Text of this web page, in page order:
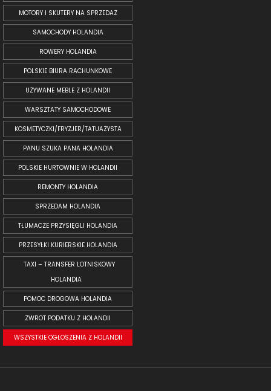
MOTORY I SKUTERY NA SPRZEDAŻ
SAMOCHODY HOLANDIA
ROWERY HOLANDIA
POLSKIE BIURA RACHUNKOWE
UŻYWANE MEBLE Z HOLANDII
WARSZTATY SAMOCHODOWE
KOSMETYCZKI/FRYZJER/TATUAŻYSTA
PANU SZUKA PANA HOLANDIA
POLSKIE HURTOWNIE W HOLANDII
REMONTY HOLANDIA
SPRZEDAM HOLANDIA
TŁUMACZE PRZYSIĘGLI HOLANDIA
PRZESYŁKI KURIERSKIE HOLANDIA
TAXI – TRANSFER LOTNISKOWY
HOLANDIA
POMOC DROGOWA HOLANDIA
ZWROT PODATKU Z HOLANDII
WSZYSTKIE OGŁOSZENIA Z HOLANDII